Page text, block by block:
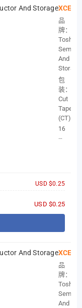
品
牌：
Toshiba
And
Storage
包
装：
Cut
Tape
(CT)
16
V
USD $0.25
USD $0.25
品
牌：
Toshiba
And